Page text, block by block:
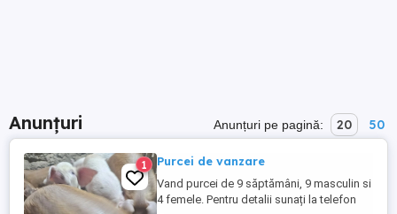
Anunțuri Anunțuri pe pagină: 20 50
1 Purcei de vanzare
Vand purcei de 9 săptămâni, 9 masculin si
4 femele. Pentru detalii sunați la telefon